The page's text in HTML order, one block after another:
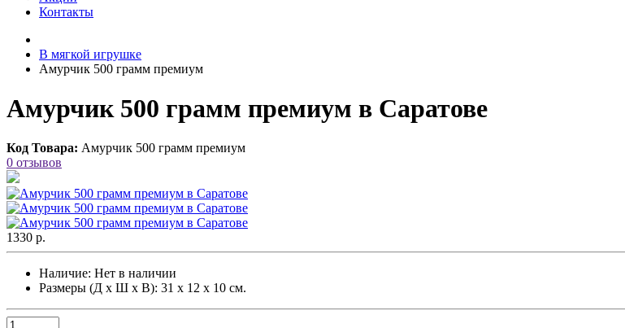
Контакты
В мягкой игрушке
Амурчик 500 грамм премиум
Амурчик 500 грамм премиум в Саратове
Код Товара: Амурчик 500 грамм премиум
0 отзывов
1330 р.
Наличие: Нет в наличии
Размеры (Д х Ш х В): 31 х 12 х 10 см.